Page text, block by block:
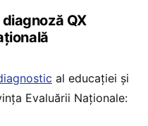
QX
al educației și
Evaluării Naționale: